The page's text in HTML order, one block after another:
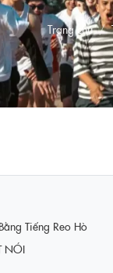
Trang chủ
Tiếng Reo Hò
NÓI